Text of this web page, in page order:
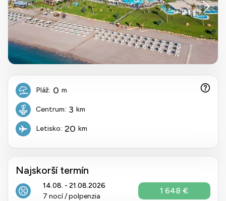
Pláž: 0 m
Centrum: 3 km
Letisko: 20 km
Najskorší termín
14.08. - 21.08.2026
7 nocí / polpenzia
1 648 €